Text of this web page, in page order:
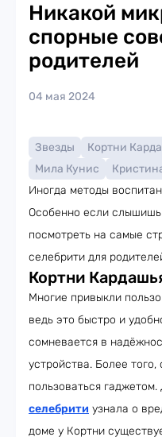
Никакой
спорные
родителей
04 мая 2024
Звезды Кортни
Мила Кунис
Иногда методы
Особенно если
посмотреть на самые
селебрити для
Кортни
Многие привыкли
ведь это быстро и
сомневается в
устройства. Более
пользоваться
селебрити узнала о
доме у Кортни